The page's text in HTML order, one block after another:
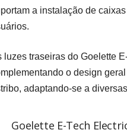
a instalação de
luzes traseiras do Goelette
o design
adaptando-se a
Goelette E-Tech